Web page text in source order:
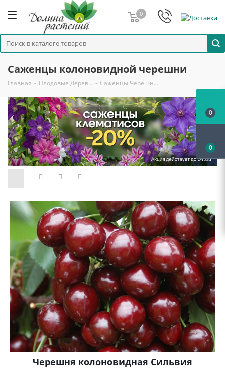
0
Саженцы колоновидной черешни
Главная - Плодовые Дерев… - Саженцы Черешн…
Черешня колоновидная Сильвия
0
0